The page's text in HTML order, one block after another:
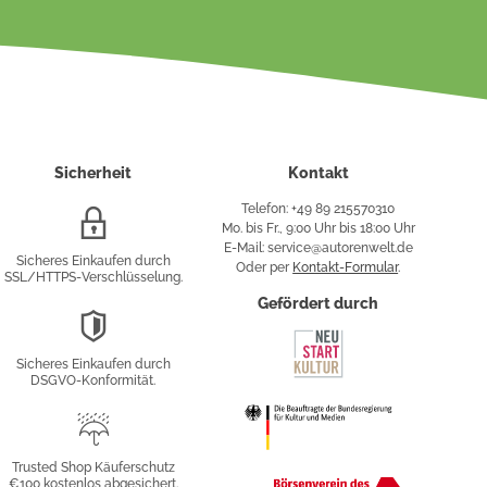
Sicherheit
Verschlüsselung
Sicheres Einkaufen durch
SSL/HTTPS-Verschlüsselung.
Sicheres Einkaufen durch
DSGVO-Konformität.
Trusted Shop Käuferschutz
€100 kostenlos abgesichert.
Kontakt
Telefon: +49 89 215570310
Mo. bis Fr., 9:00 Uhr bis 18:00 Uhr
E-Mail: service@autorenwelt.de
Oder per Kontakt-Formular.
Gefördert durch